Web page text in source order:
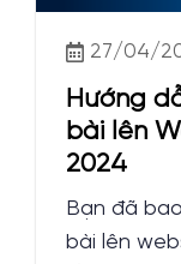
27/04/
Hướng
bài lên
2024
Bạn đã
bài lên